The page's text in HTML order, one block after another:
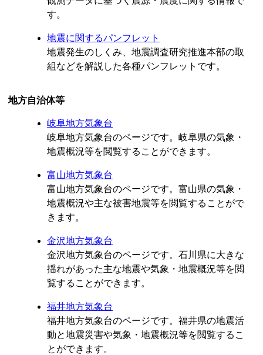
す。
地震に関するパンフレット
地震発生のしくみ、地震調査研究推進本部の取
組などを解説した各種パンフレットです。
方自治体等
岐阜地方気象台
岐阜地方気象台のページです。岐阜県の気象・
地震概況等を閲覧することができます。
富山地方気象台
富山地方気象台のページです。富山県の気象・
地震概況や主な被害地震等を閲覧することがで
きます。
金沢地方気象台
金沢地方気象台のページです。石川県に大きな
揺れがあった主な地震や気象・地震概況等を閲
覧することができます。
福井地方気象台
福井地方気象台のページです。福井県の地震活
動と地震災害や気象・地震概況等を閲覧するこ
とができます。